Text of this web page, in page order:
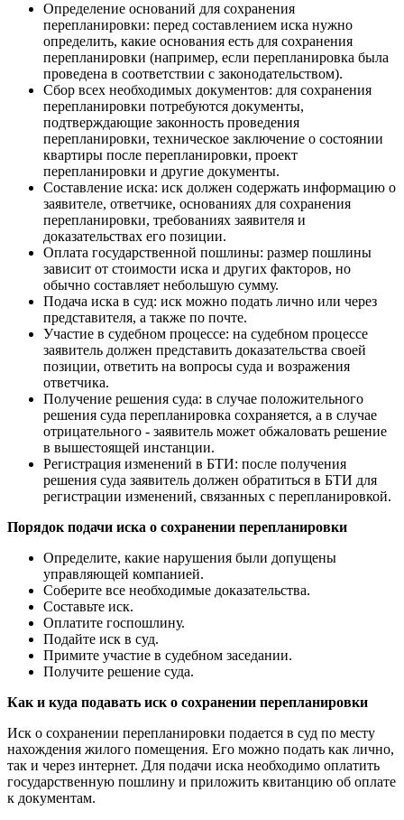
Определение оснований для сохранения
перепланировки: перед составлением иска нужно
определить, какие основания есть для сохранения
перепланировки (например, если перепланировка была
проведена в соответствии с законодательством).
Сбор всех необходимых документов: для сохранения
перепланировки потребуются документы,
подтверждающие законность проведения
перепланировки, техническое заключение о состоянии
квартиры после перепланировки, проект
перепланировки и другие документы.
Составление иска: иск должен содержать информацию о
заявителе, ответчике, основаниях для сохранения
перепланировки, требованиях заявителя и
доказательствах его позиции.
Оплата государственной пошлины: размер пошлины
зависит от стоимости иска и других факторов, но
обычно составляет небольшую сумму.
Подача иска в суд: иск можно подать лично или через
представителя, а также по почте.
Участие в судебном процессе: на судебном процессе
заявитель должен представить доказательства своей
позиции, ответить на вопросы суда и возражения
ответчика.
Получение решения суда: в случае положительного
решения суда перепланировка сохраняется, а в случае
отрицательного - заявитель может обжаловать решение
в вышестоящей инстанции.
Регистрация изменений в БТИ: после получения
решения суда заявитель должен обратиться в БТИ для
регистрации изменений, связанных с перепланировкой.
Порядок подачи иска о сохранении перепланировки
Определите, какие нарушения были допущены
управляющей компанией.
Соберите все необходимые доказательства.
Составьте иск.
Оплатите госпошлину.
Подайте иск в суд.
Примите участие в судебном заседании.
Получите решение суда.
Как и куда подавать иск о сохранении перепланировки
Иск о сохранении перепланировки подается в суд по месту
нахождения жилого помещения. Его можно подать как лично,
так и через интернет. Для подачи иска необходимо оплатить
государственную пошлину и приложить квитанцию об оплате
к документам.